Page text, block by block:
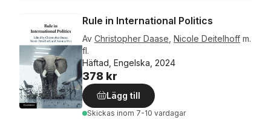
Rule in International Politics
Av Christopher Daase Nicole Deitelhoff m.
fl.
Häftad, Engelska, 2024
378 kr
Lägg till
Skickas inom 7-10 vardagar